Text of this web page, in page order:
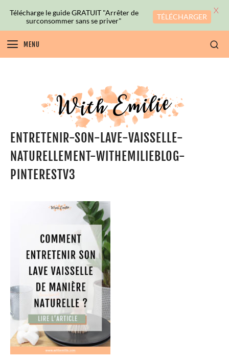
MENU
ENTRETENIR-SON-LAVE-VAISSELLE-
NATURELLEMENT-WITHEMILIEBLOG-
PINTERESTV3
Télécharge le guide GRATUIT "Arrêter de
surconsommer sans se priver"
TÉLÉCHARGER
X